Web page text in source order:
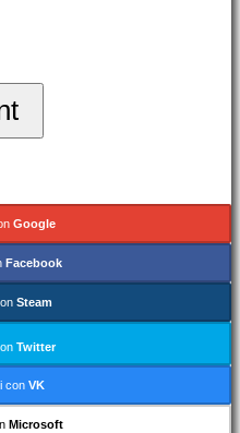
Google
Facebook
Steam
Twitter
con VK
Microsoft